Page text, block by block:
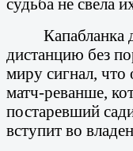
судьба не свела
Капабланка
дистанцию без
миру сигнал, что
матч-реванше,
постаревший
вступит во